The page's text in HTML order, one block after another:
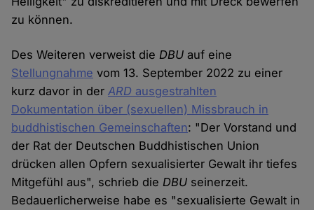
zu können.
Des Weiteren verweist die DBUauf eine
Stellungnahme vom 13. September 2022 zu einer
kurz davor in derARD ausgestrahlten
Dokumentation über (sexuellen) Missbrauch in
buddhistischen Gemeinschaften: "Der Vorstand und
der Rat der Deutschen Buddhistischen Union
drücken allen Opfern sexualisierter Gewalt ihr tiefes
Mitgefühl aus", schrieb die DBU seinerzeit.
Bedauerlicherweise habe es "sexualisierte Gewalt in